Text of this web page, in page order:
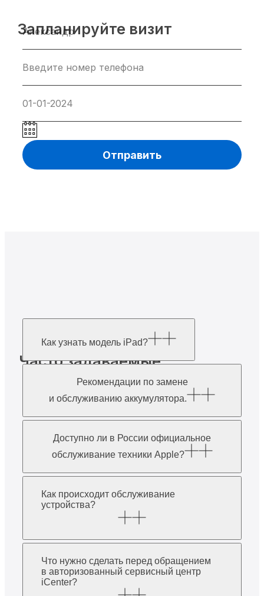
Запланируйте визит
Отправить
Часто задаваемые
вопросы
Как узнать модель iPad?
Рекомендации по замене
и обслуживанию аккумулятора.
Доступно ли в России официальное
обслуживание техники Apple?
Как происходит обслуживание
устройства?
Что нужно сделать перед обращением
в авторизованный сервисный центр
iCenter?